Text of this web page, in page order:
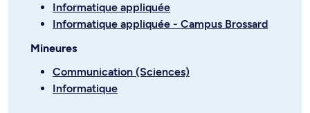
Informatique appliquée
Informatique appliquée - Campus Brossard
Mineures
Communication (Sciences)
Informatique